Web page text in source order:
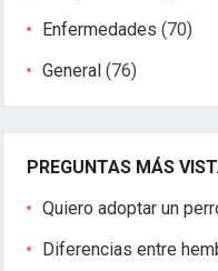
Enfermedades (70)
General (76)
PREGUNTAS MÁS
Quiero adoptar un
Diferencias entre